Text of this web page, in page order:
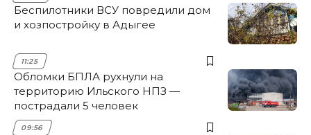
Беспилотники ВСУ повредили дом
и хозпостройку в Адыгее
11:25
Обломки БПЛА рухнули на
территорию Ильского НПЗ —
пострадали 5 человек
09:56